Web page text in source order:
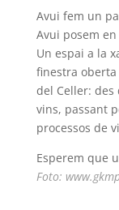
Avui fem un
Avui posem
Un espai a la
finestra
del Celler: des
vins, passant
processos de
Esperem que
Foto: